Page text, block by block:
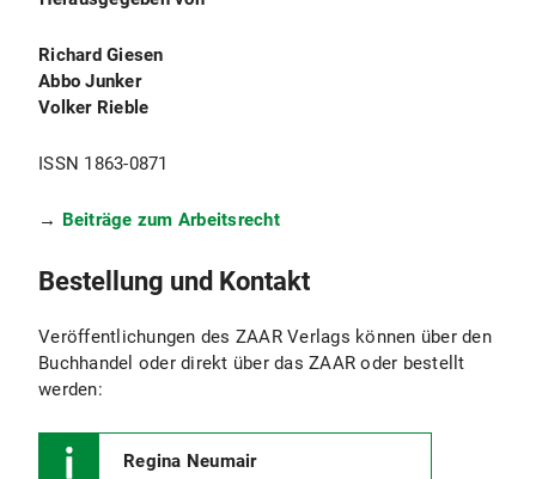
Richard Giesen
Abbo Junker
Volker Rieble
ISSN 1863-0871
→ Beiträge zum Arbeitsrecht
Bestellung und Kontakt
Veröffentlichungen des ZAAR Verlags können über den
Buchhandel oder direkt über das ZAAR oder bestellt
werden:
Regina Neumair